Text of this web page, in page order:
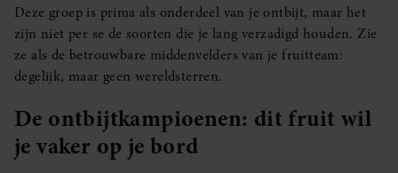
Deze groep is prima als onderdeel van je ontbijt, maar het
zijn niet per se de soorten die je lang verzadigd houden. Zie
ze als de betrouwbare middenvelders van je fruitteam:
degelijk, maar geen wereldsterren.
De ontbijtkampioenen: dit fruit wil
je vaker op je bord